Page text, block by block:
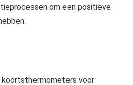
om een positieve
voor